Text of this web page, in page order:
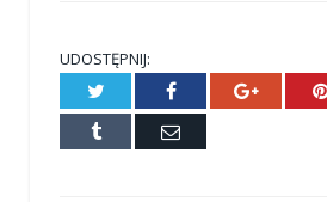
UDOSTĘPNIJ:
Twitter Facebook Google+
Tumblr
E-